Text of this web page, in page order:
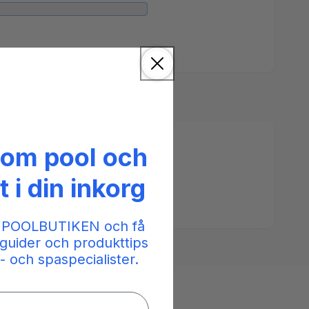
pool och
i din inkorg
och få
och produkttips
och spaspecialister.